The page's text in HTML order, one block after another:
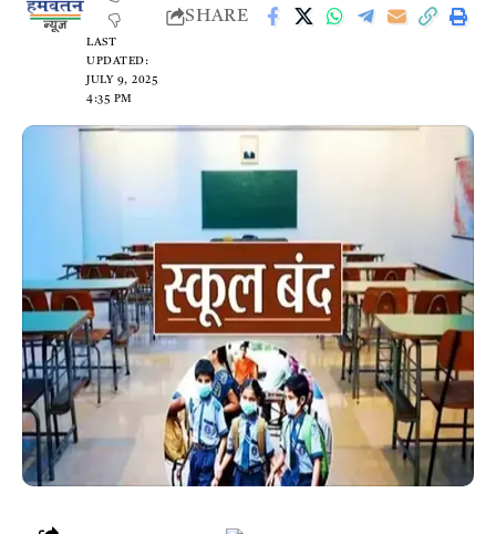
LAST
UPDATED:
JULY 9, 2025
4:35 PM
SHARE